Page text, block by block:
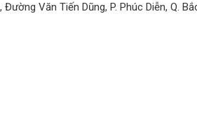
Văn Tiến Dũng, P. Phúc Diễn, Q.